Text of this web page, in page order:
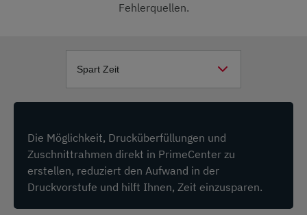
Fehlerquellen.
Die Möglichkeit, Drucküberfüllungen und
Zuschnittrahmen direkt in PrimeCenter zu
erstellen, reduziert den Aufwand in der
Druckvorstufe und hilft Ihnen, Zeit einzusparen.